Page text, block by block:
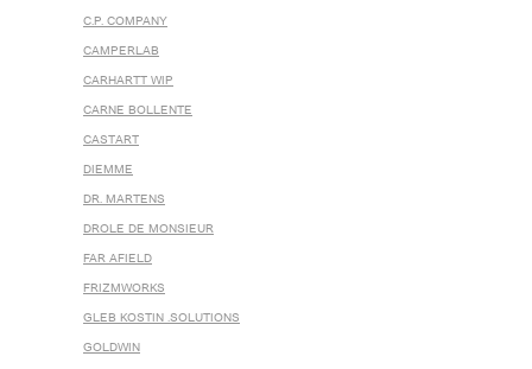
C.P. COMPANY
CAMPERLAB
CARHARTT WIP
CARNE BOLLENTE
CASTART
DIEMME
DR. MARTENS
DROLE DE MONSIEUR
FAR AFIELD
FRIZMWORKS
GLEB KOSTIN .SOLUTIONS
GOLDWIN